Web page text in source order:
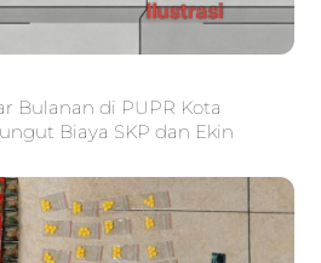
Bulanan di PUPR Kota
Biaya SKP dan Ekin